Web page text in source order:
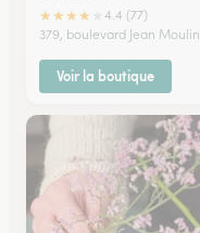
★★★★
4.4 (77)
379, boulevard Jean Moulin
Voir la boutique